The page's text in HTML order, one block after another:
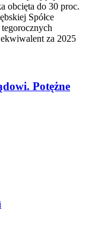
obcięta do 30 proc.
Spółce
ekwiwalent za 2025
Potężne